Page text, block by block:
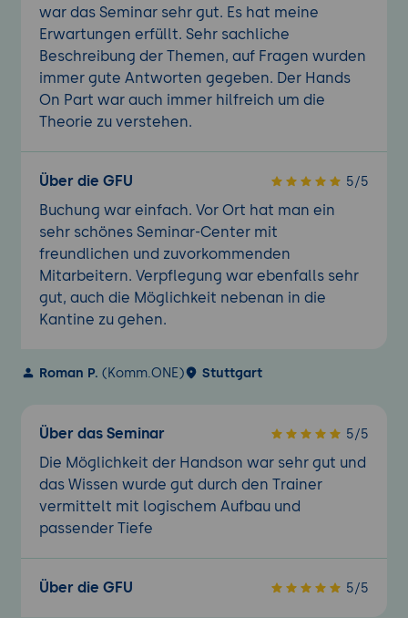
war das Seminar sehr gut. Es hat meine
Erwartungen erfüllt. Sehr sachliche
Beschreibung der Themen, auf Fragen wurden
immer gute Antworten gegeben. Der Hands
On Part war auch immer hilfreich um die
Theorie zu verstehen.
Über die GFU 5/5
Buchung war einfach. Vor Ort hat man ein
sehr schönes Seminar-Center mit
freundlichen und zuvorkommenden
Mitarbeitern. Verpflegung war ebenfalls sehr
gut, auch die Möglichkeit nebenan in die
Kantine zu gehen.
Roman P. (Komm.ONE) Stuttgart
Über das Seminar 5/5
Die Möglichkeit der Handson war sehr gut und
das Wissen wurde gut durch den Trainer
vermittelt mit logischem Aufbau und
passender Tiefe
Über die GFU 5/5